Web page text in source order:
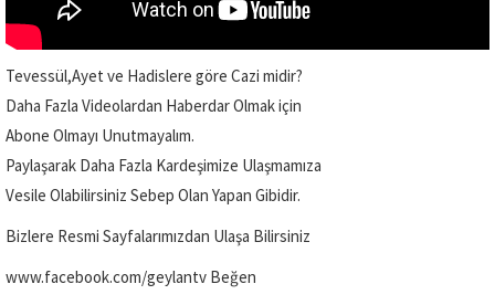
Tevessül,Ayet ve Hadislere göre Cazi midir?
Daha Fazla Videolardan Haberdar Olmak için
Abone Olmayı Unutmayalım.
Paylaşarak Daha Fazla Kardeşimize Ulaşmamıza
Vesile Olabilirsiniz Sebep Olan Yapan Gibidir.
Bizlere Resmi Sayfalarımızdan Ulaşa Bilirsiniz
www.facebook.com/geylantv Beğen